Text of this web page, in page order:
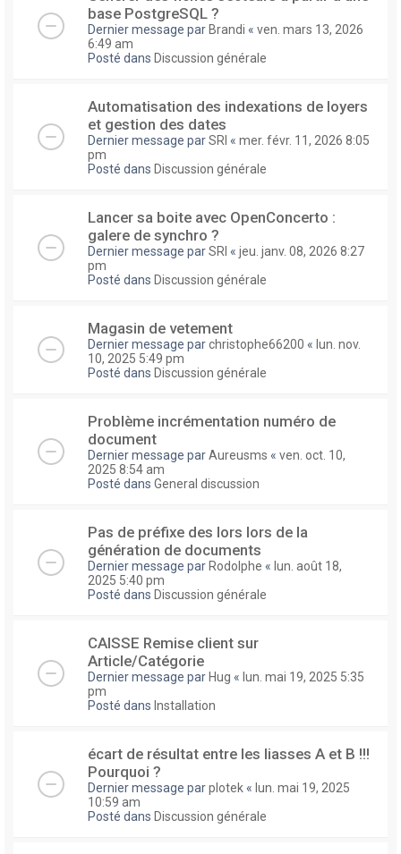
base PostgreSQL ?
Dernier message par Brandi « ven. mars 13, 2026
6:49 am
Posté dans Discussion générale
Automatisation des indexations de loyers
et gestion des dates
Dernier message parSRI « mer. févr. 11, 2026 8:05
pm
Posté dans Discussion générale
Lancer sa boite avec OpenConcerto :
galere de synchro ?
Dernier message parSRI « jeu. janv. 08, 2026 8:27
pm
Posté dans Discussion générale
Magasin de vetement
Dernier message parchristophe66200 « lun. nov.
10, 2025 5:49 pm
Posté dans Discussion générale
Problème incrémentation numéro de
document
Dernier message parAureusms « ven. oct. 10,
2025 8:54 am
Posté dans General discussion
Pas de préfixe des lors lors de la
génération de documents
Dernier message par Rodolphe « lun. août 18,
2025 5:40 pm
Posté dans Discussion générale
CAISSE Remise client sur
Article/Catégorie
Dernier message par Hug « lun. mai 19, 2025 5:35
pm
Posté dans Installation
écart de résultat entre les liasses A et B !!!
Pourquoi ?
Dernier message parplotek « lun. mai 19, 2025
10:59 am
Posté dans Discussion générale